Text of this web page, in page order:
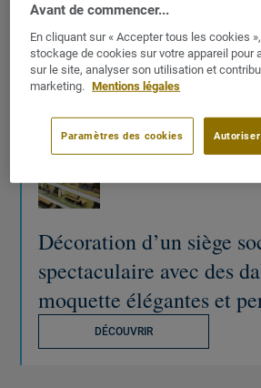
CASE STUDY
04/01/2022
Décoration d’un siège
spectaculaire avec des
moquette élégantes et
DÉCOUVRIR
Avant de commencer...
En cliquant sur « Accepter tous les cookies
stockage de cookies sur votre appareil pour
sur le site, analyser son utilisation et
marketing.
Mentions légales
Paramètres des cookies